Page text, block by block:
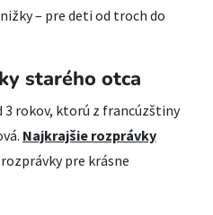
– pre deti od troch do
starého otca
3 rokov, ktorú z francúzštiny
Najkrajšie rozprávky
pre krásne